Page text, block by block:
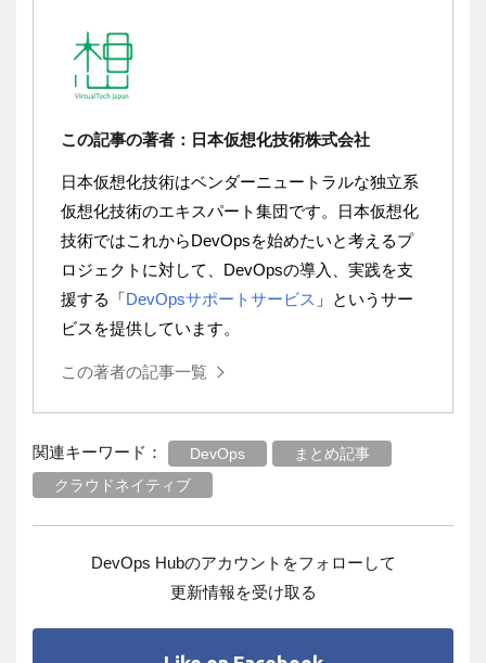
この記事の著者：日本仮想化技術株式会社
日本仮想化技術はベンダーニュートラルな独立系
仮想化技術のエキスパート集団です。日本仮想化
技術ではこれからDevOpsを始めたいと考えるプ
ロジェクトに対して、 DevOpsの導入、実践を支
援する「DevOpsサポートサービス 」というサー
ビスを提供しています。
この著者の記事一覧
関連キーワード： DevOps
まとめ記事
クラウドネイティブ
DevOps Hubのアカウントをフォローして
更新情報を受け取る